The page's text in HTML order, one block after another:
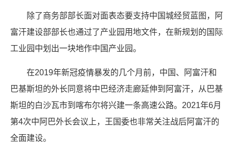
除了商务部部长面对面表态要支持中国城经贸蓝图，阿
富汗建设部部长也通过了产业园用地文件，在新规划的国际
工业园中划出一块地作中国产业园。
在2019年新冠疫情暴发的几个月前，中国、阿富汗和
巴基斯坦的外长同意将中巴经济走廊延伸到阿富汗，从巴基
斯坦的白沙瓦市到喀布尔将兴建一条高速公路。2021年6月
第4次中阿巴外长会议上，王国委也非常关注战后阿富汗的
全面建设。